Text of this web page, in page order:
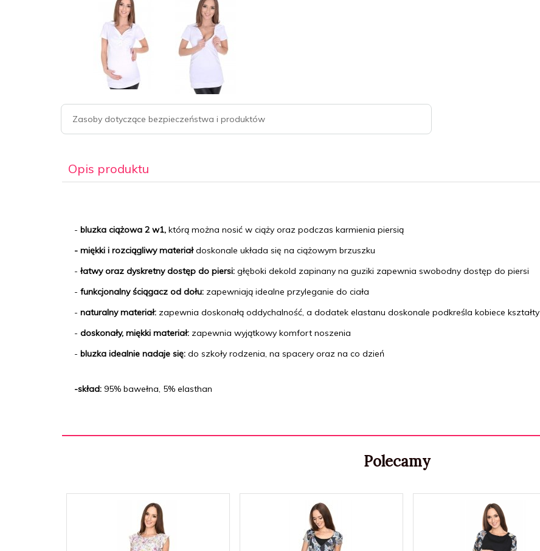
Zasoby dotyczące bezpieczeństwa i produktów
Opis produktu
- bluzka ciążowa 2 w1, którą można nosić w ciąży oraz podczas karmienia piersią
- miękki i rozciągliwy materiałdoskonale układa się na ciążowym brzuszku
- łatwy oraz dyskretny dostęp do piersi: głęboki dekold zapinany na guziki zapewnia swobodny dostęp do piersi
- funkcjonalny ściągacz od dołu: zapewniają idealne przyleganie do ciała
- naturalny materiał: zapewnia doskonałą oddychalność, a dodatek elastanu doskonale podkreśla kobiece kształty
- doskonały, miękki materiał: zapewnia wyjątkowy komfort noszenia
- bluzka idealnie nadaje się: do szkoły rodzenia, na spacery oraz na co dzień
-skład: 95% bawełna, 5% elasthan
Polecamy